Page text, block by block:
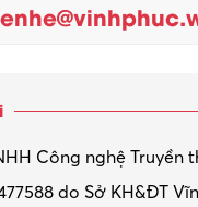
doanh
Công nghệ Truyền
do Sở KH&ĐT